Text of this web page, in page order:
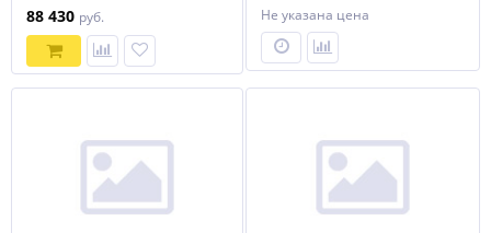
88 430 руб.
Не указана цена